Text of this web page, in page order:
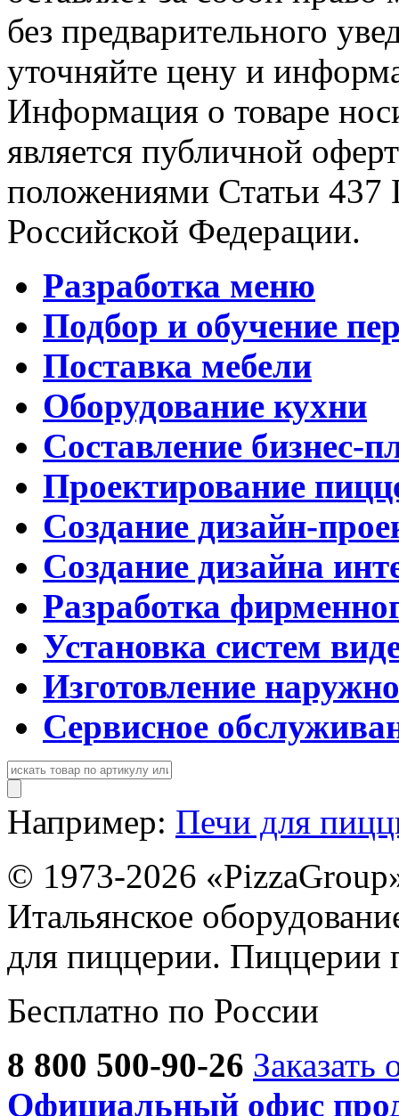
без предварительного
уточняйте цену и
Информация о товаре
является публичной
положениями Статьи 437
Российской Федерации.
Разработка меню
Подбор и обучение
Поставка мебели
Оборудование кухни
Составление бизнес-
Проектирование
Создание дизайн-
Создание дизайна
Разработка
Установка систем
Изготовление
Сервисное
Например: Печи для
© 1973-2026
Итальянское
для пиццерии. Пиццерии
Бесплатно по России
8 800 500-90-26 Заказать
Официальный офис